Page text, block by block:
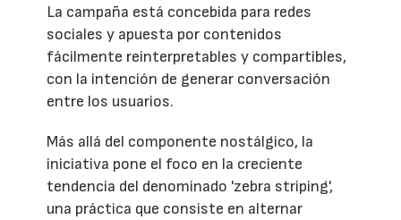
La campaña está concebida para redes
sociales y apuesta por contenidos
fácilmente reinterpretables y compartibles,
con la intención de generar conversación
entre los usuarios.
Más allá del componente nostálgico, la
iniciativa pone el foco en la creciente
tendencia del denominado 'zebra striping',
una práctica que consiste en alternar